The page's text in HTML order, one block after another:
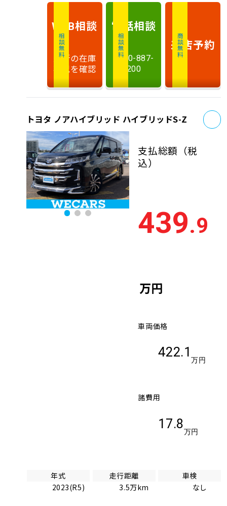
相談無料
WEB相談
最新の在庫
状況を確認
相談無料
電話相談
0120-887-
200
商談無料
来店予約
トヨタ ノアハイブリッド ハイブリッドS-Z
支払総額 （税
込）
439.9
万円
車両価格
422.1
万円
諸費用
17.8
万円
年式
2023(R5)
走行距離
3.5万km
車検
なし